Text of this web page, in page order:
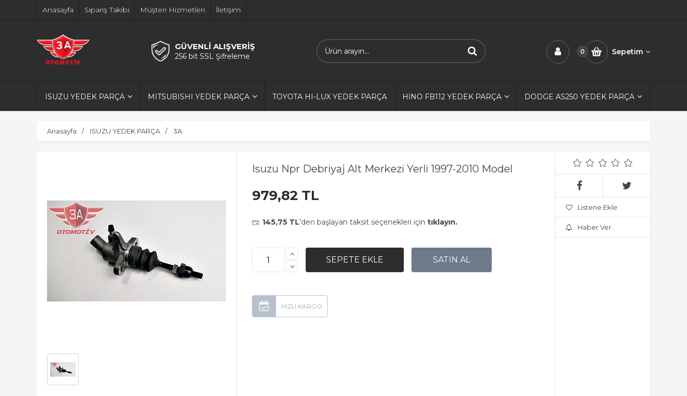
Anasayfa Sipariş Takibi Müşteri Hizmetleri İletişim
GÜVENLİ ALIŞVERİŞ
256 bit SSL Şifreleme
0 Sepetim
ISUZU YEDEK PARÇA MITSUBISHI YEDEK PARÇA TOYOTA HI-LUX YEDEK PARÇA HİNO FB112 YEDEK PARÇA DODGE AS250 YEDEK PARÇA
Anasayfa ISUZU YEDEK PARÇA 3A
Isuzu Npr Debriyaj Alt Merkezi Yerli 1997-2010 Model
979,82 TL
145,75 TL'den başlayan taksit seçenekleri için tıklayın.
Listene Ekle
Haber Ver